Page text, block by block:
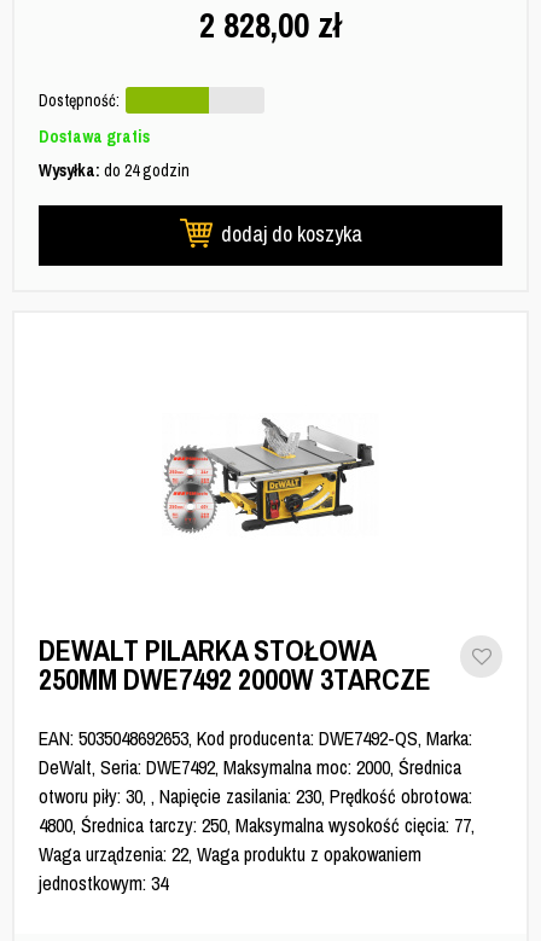
2 828,00 zł
Dostępność:
Dostawa gratis
Wysyłka: do 24 godzin
dodaj do koszyka
DEWALT PILARKA STOŁOWA
250MM DWE7492 2000W 3TARCZE
EAN: 5035048692653, Kod producenta: DWE7492-QS, Marka:
DeWalt, Seria: DWE7492, Maksymalna moc: 2000, Średnica
otworu piły: 30, , Napięcie zasilania: 230, Prędkość obrotowa:
4800, Średnica tarczy: 250, Maksymalna wysokość cięcia: 77,
Waga urządzenia: 22, Waga produktu z opakowaniem
jednostkowym: 34